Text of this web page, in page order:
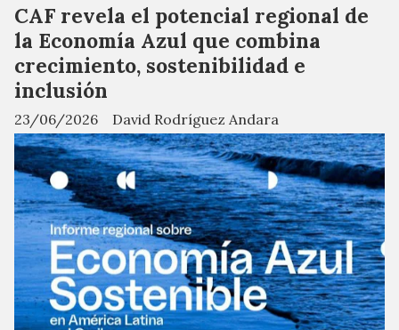
CAF revela el potencial regional de
la Economía Azul que combina
crecimiento, sostenibilidad e
inclusión
David Rodríguez Andara
23/06/2026